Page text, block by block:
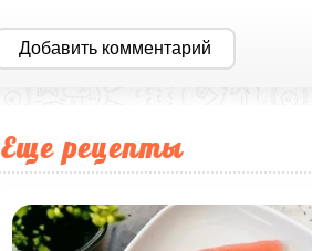
Добавить комментарий
Еще рецепты